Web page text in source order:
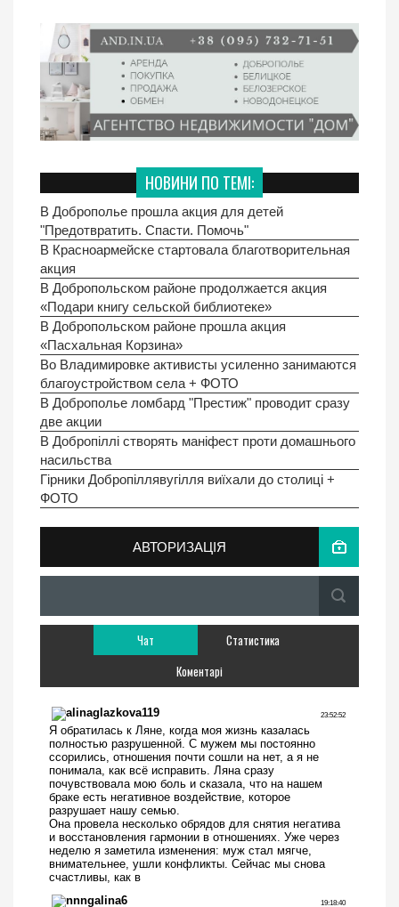
НОВИНИ ПО ТЕМІ:
В Доброполье прошла акция для детей
"Предотвратить. Спасти. Помочь"
В Красноармейске стартовала благотворительная
акция
В Добропольском районе продолжается акция
«Подари книгу сельской библиотеке»
В Добропольском районе прошла акция
«Пасхальная Корзина»
Во Владимировке активисты усиленно занимаются
благоустройством села + ФОТО
В Доброполье ломбард "Престиж" проводит сразу
две акции
В Добропіллі створять маніфест проти домашнього
насильства
Гірники Добропіллявугілля виїхали до столиці +
ФОТО
АВТОРИЗАЦІЯ
Чат
Статистика
Коментарі